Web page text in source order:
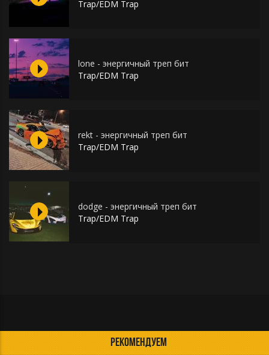
Trap/EDM Trap
lone - энергичный треп бит
Trap/EDM Trap
rekt - энергичный треп бит
Trap/EDM Trap
dodge - энергичный треп бит
Trap/EDM Trap
РЕКОМЕНДУЕМ